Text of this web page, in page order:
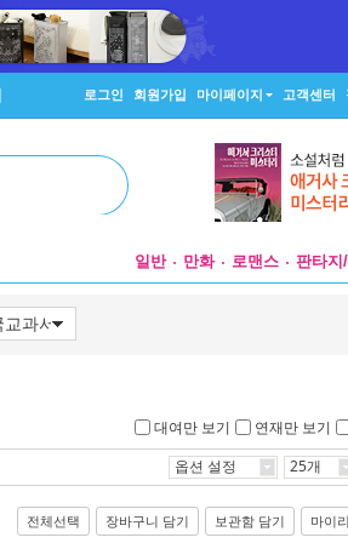
로그인 회원가입 마이페이지 고객센터
일반 만화 로맨스 판타지
대여만 보기 연재만 보기
옵션 설정 25개
전체선택 장바구니 담기 보관함 담기 마이